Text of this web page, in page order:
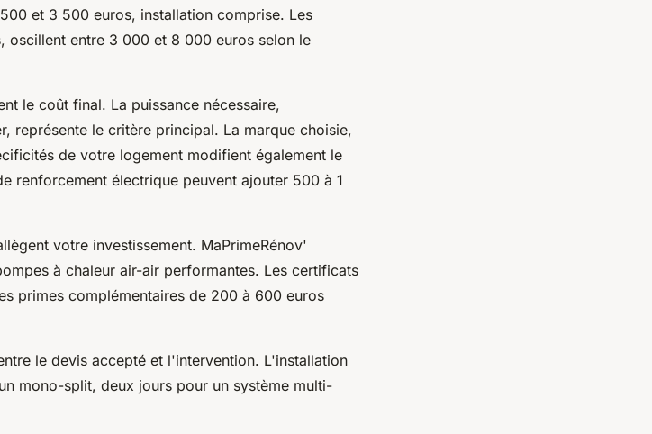
et 3 500 euros, installation comprise. Les
oscillent entre 3 000 et 8 000 euros selon le
le coût final. La puissance nécessaire,
représente le critère principal. La marque choisie,
de votre logement modifient également le
renforcement électrique peuvent ajouter 500 à 1
votre investissement. MaPrimeRénov'
à chaleur air-air performantes. Les certificats
primes complémentaires de 200 à 600 euros
le devis accepté et l'intervention. L'installation
mono-split, deux jours pour un système multi-